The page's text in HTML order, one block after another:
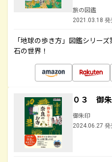
旅の図鑑
2021.03.18 発
「地球の歩き方」図鑑シリー
石の世界！
０３ 御朱
御朱印
2024.06.27 発